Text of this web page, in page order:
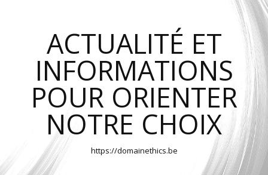
ACTUALITÉ ET
INFORMATIONS
POUR ORIENTER
NOTRE CHOIX
https://domainethics.be